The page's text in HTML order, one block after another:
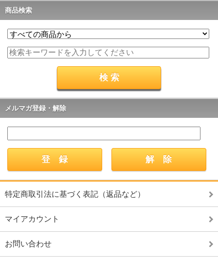
商品検索
メルマガ登録・解除
特定商取引法に基づく表記（返品など）
マイアカウント
お問い合わせ